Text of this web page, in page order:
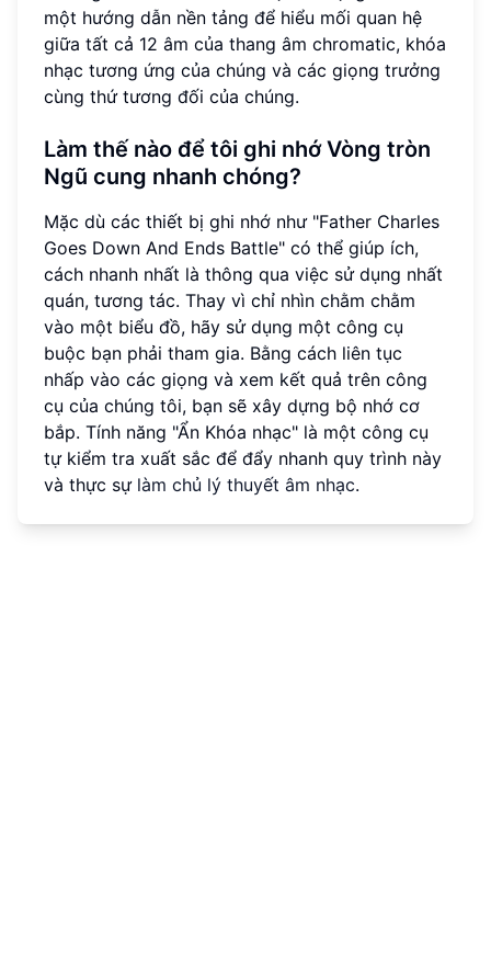
một hướng dẫn nền tảng để hiểu mối quan hệ
giữa tất cả 12 âm của thang âm chromatic, khóa
nhạc tương ứng của chúng và các giọng trưởng
cùng thứ tương đối của chúng.
Làm thế nào để tôi ghi nhớ Vòng tròn
Ngũ cung nhanh chóng?
Mặc dù các thiết bị ghi nhớ như "Father Charles
Goes Down And Ends Battle" có thể giúp ích,
cách nhanh nhất là thông qua việc sử dụng nhất
quán, tương tác. Thay vì chỉ nhìn chằm chằm
vào một biểu đồ, hãy sử dụng một công cụ
buộc bạn phải tham gia. Bằng cách liên tục
nhấp vào các giọng và xem kết quả trên công
cụ của chúng tôi, bạn sẽ xây dựng bộ nhớ cơ
bắp. Tính năng "Ẩn Khóa nhạc" là một công cụ
tự kiểm tra xuất sắc để đẩy nhanh quy trình này
và thực sự làm chủ lý thuyết âm nhạc.